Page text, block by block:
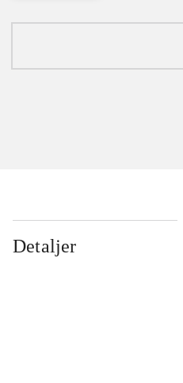
Detaljer